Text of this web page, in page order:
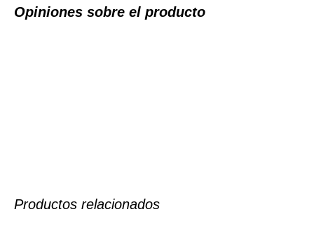
Opiniones sobre el producto
Productos relacionados